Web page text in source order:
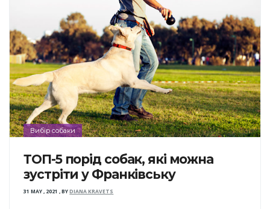
Вибір собаки
ТОП-5 порід собак, які можна
зустріти у Франківську
31 MAY , 2021 ,BYDIANA KRAVETS